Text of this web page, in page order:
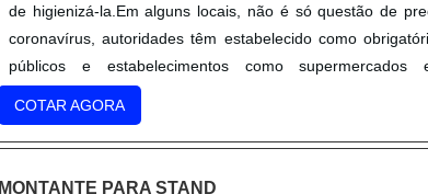
de higienizá-la.Em alguns locais, não é só questão de
coronavírus, autoridades têm estabelecido como
públicos e estabelecimentos como supermercados
corretamente, cobrindo boca e nariz, a máscara
contra o vírus. É indicada para profissionais da
Dentistas; Entre outros que trabalham em hospitais,
COTAR AGORA
MONTANTE PARA STAND